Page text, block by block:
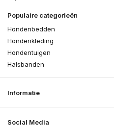
Populaire categorieën
Hondenbedden
Hondenkleding
Hondentuigen
Halsbanden
Informatie
Social Media